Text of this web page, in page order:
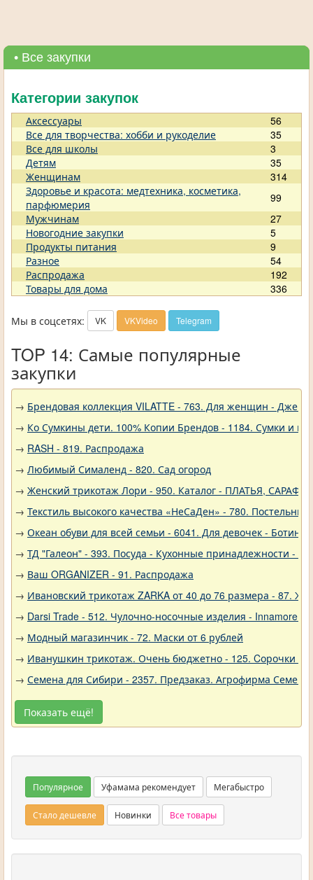
• Все закупки
Категории закупок
Аксессуары
56
Все для творчества: хобби и рукоделие
35
Все для школы
3
Детям
35
Женщинам
314
Здоровье и красота: медтехника, косметика,
парфюмерия
99
Мужчинам
27
Новогодние закупки
5
Продукты питания
9
Разное
54
Распродажа
192
Товары для дома
336
Мы в соцсетях: VK VKVideo Telegram
TOP 14: Самые популярные
закупки
→ Брендовая коллекция VILATTE - 763. Для женщин -
→ Ко Сумкины дети. 100% Копии Брендов - 1184. Сумки и
→ RASH - 819. Распродажа
→ Любимый Сималенд - 820. Сад огород
→ Женский трикотаж Лори - 950. Каталог - ПЛАТЬЯ,
→ Текстиль высокого качества «НеСаДен» - 780.
→ Океан обуви для всей семьи - 6041. Для девочек - Ботинки
→ ТД "Галеон" - 393. Посуда - Кухонные принадлежности -
→ Ваш ORGANIZER - 91. Распродажа
→ Ивановский трикотаж ZARKA от 40 до 76 размера - 87.
→ Darsi Trade - 512. Чулочно-носочные изделия - Innamore
→ Модный магазинчик - 72. Маски от 6 рублей
→ Иванушкин трикотаж. Очень бюджетно - 125. Cорочки
→ Семена для Сибири - 2357. Предзаказ. Агрофирма
Показать ещё!
Популярное Уфамама рекомендует Мегабыстро
Стало дешевле Новинки Все товары